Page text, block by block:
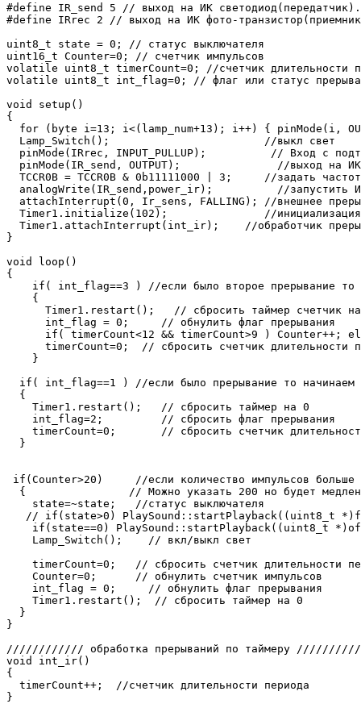
#define IR_send 5 // выход на ИК светодиод(передатчик).
#define IRrec 2 // выход на ИК фото-
uint8_t state = 0; // статус выключателя
uint16_t Counter=0; // счетчик импульсов
volatile uint8_t timerCount=0; //счетчик длительности
volatile uint8_t int_flag=0; // флаг или статус
void setup()
{
for (byte i=13; i<(lamp_num+13); i++) { pinMode(i,
  Lamp_Switch();                        //выкл свет
pinMode(IRrec, INPUT_PULLUP);          // Вход с
pinMode(IR_send, OUTPUT);               //выход на
TCCR0B = TCCR0B & 0b11111000 | 3;     //задать
analogWrite(IR_send,power_ir);          //запустить
attachInterrupt(0, Ir_sens, FALLING); //внешнее
Timer1.initialize(102);               //
Timer1.attachInterrupt(int_ir);    //обработчик
}
void loop()
{
if( int_flag==3 ) //если было второе прерывание
    {
Timer1.restart();   // сбросить таймер счетчик
      int_flag = 0;     // обнулить флаг прерывания
if( timerCount<12 && timerCount>9 ) Counter++;
timerCount=0;  // сбросить счетчик длительности
    }
if( int_flag==1 ) //если было прерывание то начинаем
  {
    Timer1.restart();   // сбросить таймер на 0
    int_flag=2;         // сбросить флаг прерывания
timerCount=0;       // сбросить счетчик
  }
if(Counter>20)     //если количество импульсов больше
{                // Можно указать 200 но будет
    state=~state;   //статус выключателя
// if(state>0) PlaySound::startPlayback((uint8_t
if(state==0) PlaySound::startPlayback((uint8_t
    Lamp_Switch();    // вкл/выкл свет
timerCount=0;   // сбросить счетчик длительности
    Counter=0;      // обнулить счетчик импульсов
    int_flag = 0;     // обнулить флаг прерывания
    Timer1.restart();  // сбросить таймер на 0
  }
}
//////////// обработка прерываний по таймеру
void int_ir()
{
  timerCount++;  //счетчик длительности периода
}